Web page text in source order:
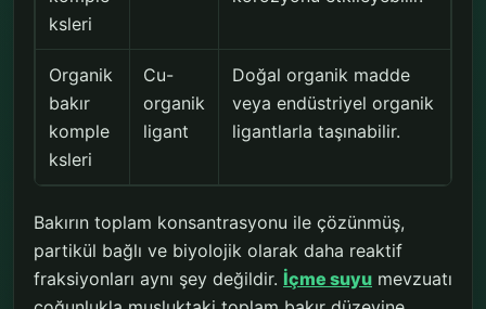
ksleri
Organik
bakır
komple
ksleri
Cu-
organik
ligant
Doğal organik madde
veya endüstriyel organik
ligantlarla taşınabilir.
Bakırın toplam konsantrasyonu ile çözünmüş,
partikül bağlı ve biyolojik olarak daha reaktif
fraksiyonları aynı şey değildir. İçme suyu mevzuatı